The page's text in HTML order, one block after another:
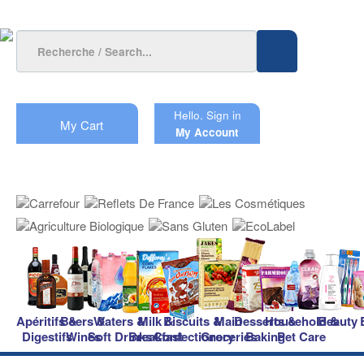
My Cart
Hello. Sign in
My Account
Apéritifs &
Digestifs
Beers &
Wines
Waters &
Soft Drinks
Milk &
Breakfast
Biscuits &
Confectionery
Main
Groceries
Desserts &
Baking
Household &
Pet Care
Beauty